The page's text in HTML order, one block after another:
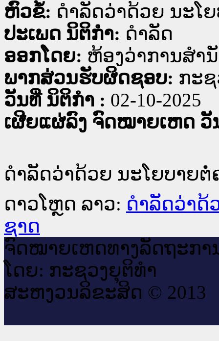
ຫົວຂໍ້: ດຳລັດວ່າດ້ວຍ ນະໂ
ປະເພດ ນິຕິກໍາ: ດໍາລັດ
ອອກໂດຍ: ຫ້ອງວ່າການສຳ
ພາກສ່ວນຮັບຜິດຊອບ: ກະ
ວັນທີ່ ນິຕິກໍາ : 02-10-2025
ເຜີຍແຜ່ລົງ ຈົດໝາຍເຫດ ວັ
ດຳລັດວ່າດ້ວຍ ນະໂຍບາຍ
ດາວໂຫຼດ ລາວ: ດຳລັດວ່າດ້
ຊາດ
ຈົດ​ໝາຍ​ເຫດ​ທາງ​ລັດ​ຖະ​ກາ
ໂດຍ: ກະ​ຊວງຍຸ​ຕິ​ທຳ
ສະ​ຫງວນ​ລິ​ຂະ​ສິດ © 2013